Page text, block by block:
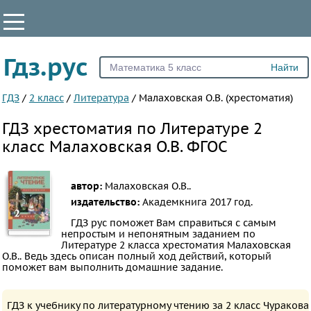
Все
1
3
5
6
7
8
9
10
11
Гдз.рус
ГДЗ / 2 класс / Литература / Малаховская О.В. (хрестоматия)
ГДЗ хрестоматия по Литературе 2
класс Малаховская О.В. ФГОС
автор: Малаховская О.В..
издательство: Академкнига 2017 год.
ГДЗ рус поможет Вам справиться с самым
непростым и непонятным заданием по
Литературе 2 класса хрестоматия Малаховская
О.В.. Ведь здесь описан полный ход действий, который
поможет вам выполнить домашние задание.
ГДЗ к учебнику по литературному чтению за 2 класс Чуракова